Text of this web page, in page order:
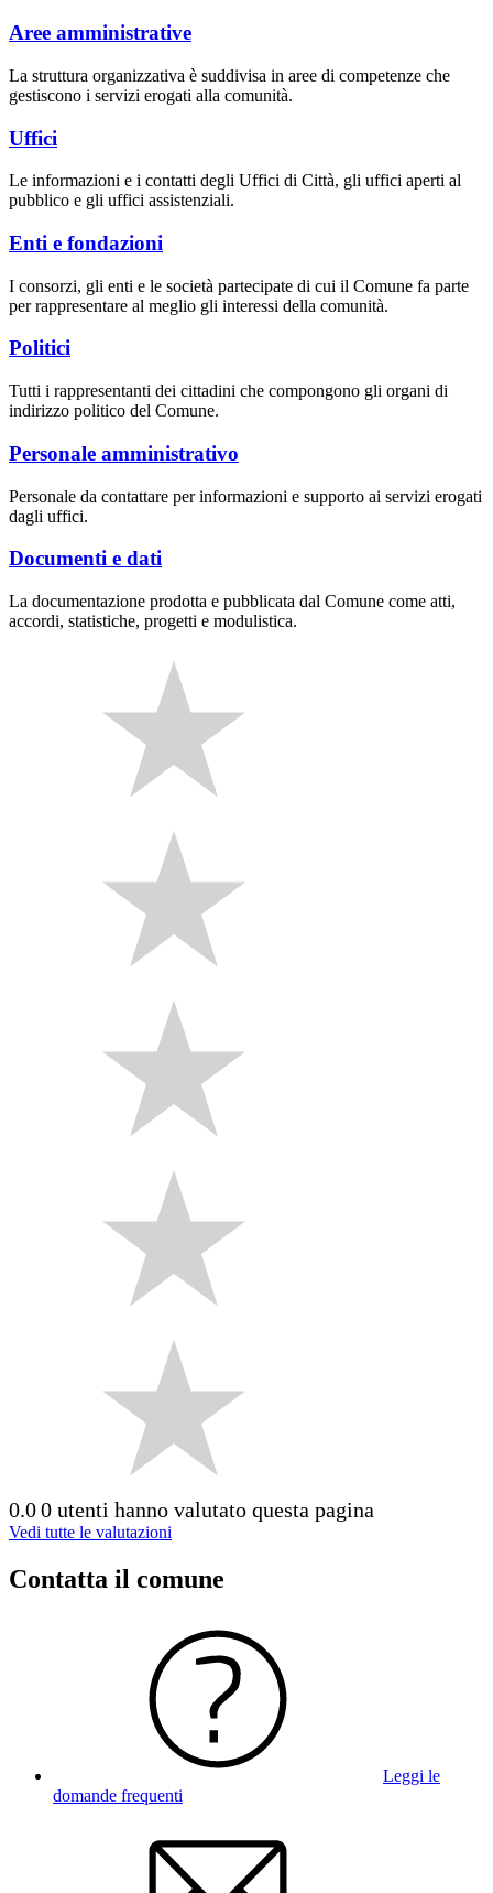
Aree amministrative
La struttura organizzativa è suddivisa in aree di competenze che
gestiscono i servizi erogati alla comunità.
Uffici
Le informazioni e i contatti degli Uffici di Città, gli uffici aperti al
pubblico e gli uffici assistenziali.
Enti e fondazioni
I consorzi, gli enti e le società partecipate di cui il Comune fa parte
per rappresentare al meglio gli interessi della comunità.
Politici
Tutti i rappresentanti dei cittadini che compongono gli organi di
indirizzo politico del Comune.
Personale amministrativo
Personale da contattare per informazioni e supporto ai servizi erogati
dagli uffici.
Documenti e dati
La documentazione prodotta e pubblicata dal Comune come atti,
accordi, statistiche, progetti e modulistica.
0.00 utenti hanno valutato questa pagina
Vedi tutte le valutazioni
Contatta il comune
Leggi le
domande frequenti